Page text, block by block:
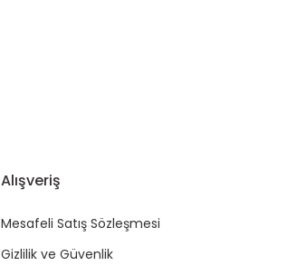
Alışveriş
Mesafeli Satış Sözleşmesi
Gizlilik ve Güvenlik